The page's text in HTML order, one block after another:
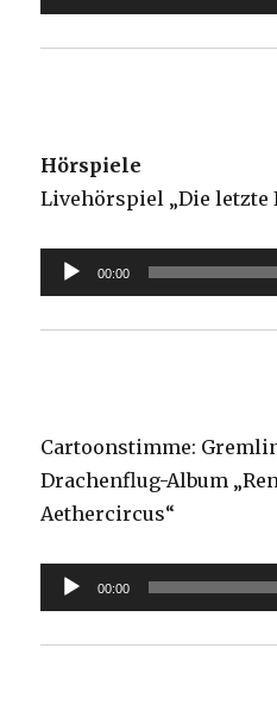
Player
Hörspiele
Livehörspiel „Die letzte
Audio-
Player
00:00
Cartoonstimme:
Drachenflug-Album
Aethercircus“
Audio-
Player
00:00